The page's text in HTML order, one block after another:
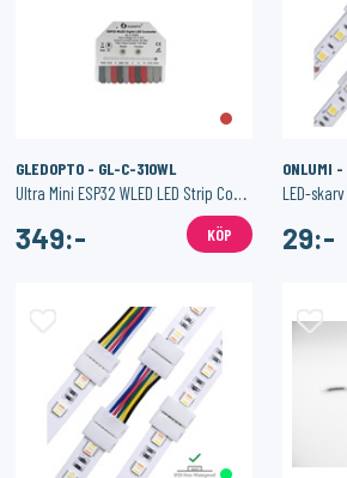
GLEDOPTO - GL-C-310WL
Ultra Mini ESP32 WLED LED Strip Controller
349:- KÖP
ONLUMI -
29:-